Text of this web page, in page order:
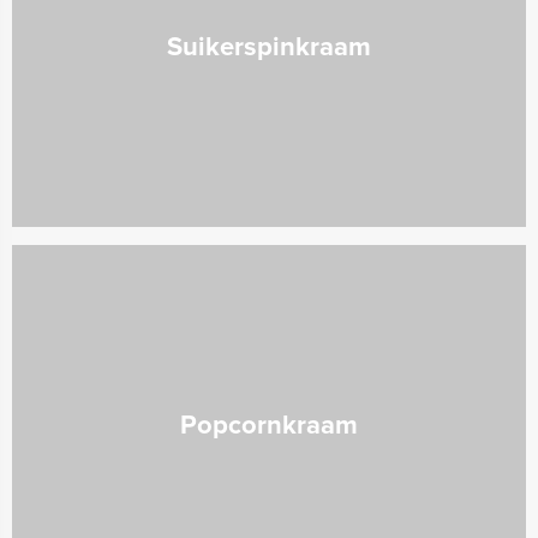
Suikerspinkraam
Popcornkraam